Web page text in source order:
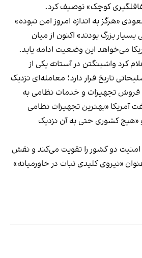
کوچک» توصیف کرد.
«هرگز به اندازه امروز امن نبوده»
بسیار بزرگ بودند» اکنون از میان
می‌خواهد این وضعیت ادامه یابد.
کرد واشینگتن در آستانه یکی از
تاریخ قرار دارد؛ معامله‌ای نزدیک
برای فروش تجهیزات و خدمات نظامی به
آمریکا «بهترین تجهیزات نظامی
«هیچ کشوری حتی به آن نزدیک
امنیت دو کشور را تقویت می‌کند و نقش
«نیروی کلیدی ثبات در خاورمیانه»